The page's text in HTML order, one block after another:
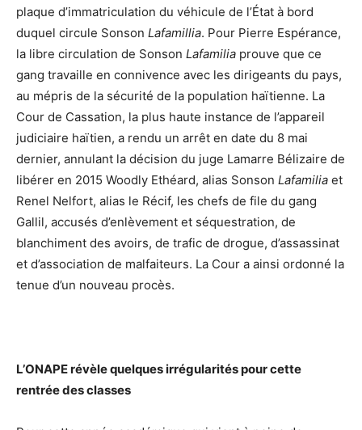
plaque d’immatriculation du véhicule de l’État à bord
duquel circule Sonson Lafamillia. Pour Pierre Espérance,
la libre circulation de Sonson Lafamilia prouve que ce
gang travaille en connivence avec les dirigeants du pays,
au mépris de la sécurité de la population haïtienne. La
Cour de Cassation, la plus haute instance de l’appareil
judiciaire haïtien, a rendu un arrêt en date du 8 mai
dernier, annulant la décision du juge Lamarre Bélizaire de
libérer en 2015 Woodly Ethéard, alias Sonson Lafamilia et
Renel Nelfort, alias le Récif, les chefs de file du gang
Gallil, accusés d’enlèvement et séquestration, de
blanchiment des avoirs, de trafic de drogue, d’assassinat
et d’association de malfaiteurs. La Cour a ainsi ordonné la
tenue d’un nouveau procès.
L’ONAPE révèle quelques irrégularités pour cette
rentrée des classes